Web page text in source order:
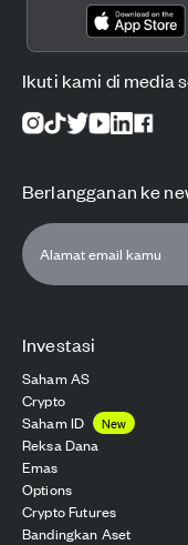
Investasi
Saham AS
Crypto
Saham ID
New
Reksa Dana
Emas
Options
Crypto Futures
Bandingkan Aset
Ikuti kami di media
Berlangganan ke